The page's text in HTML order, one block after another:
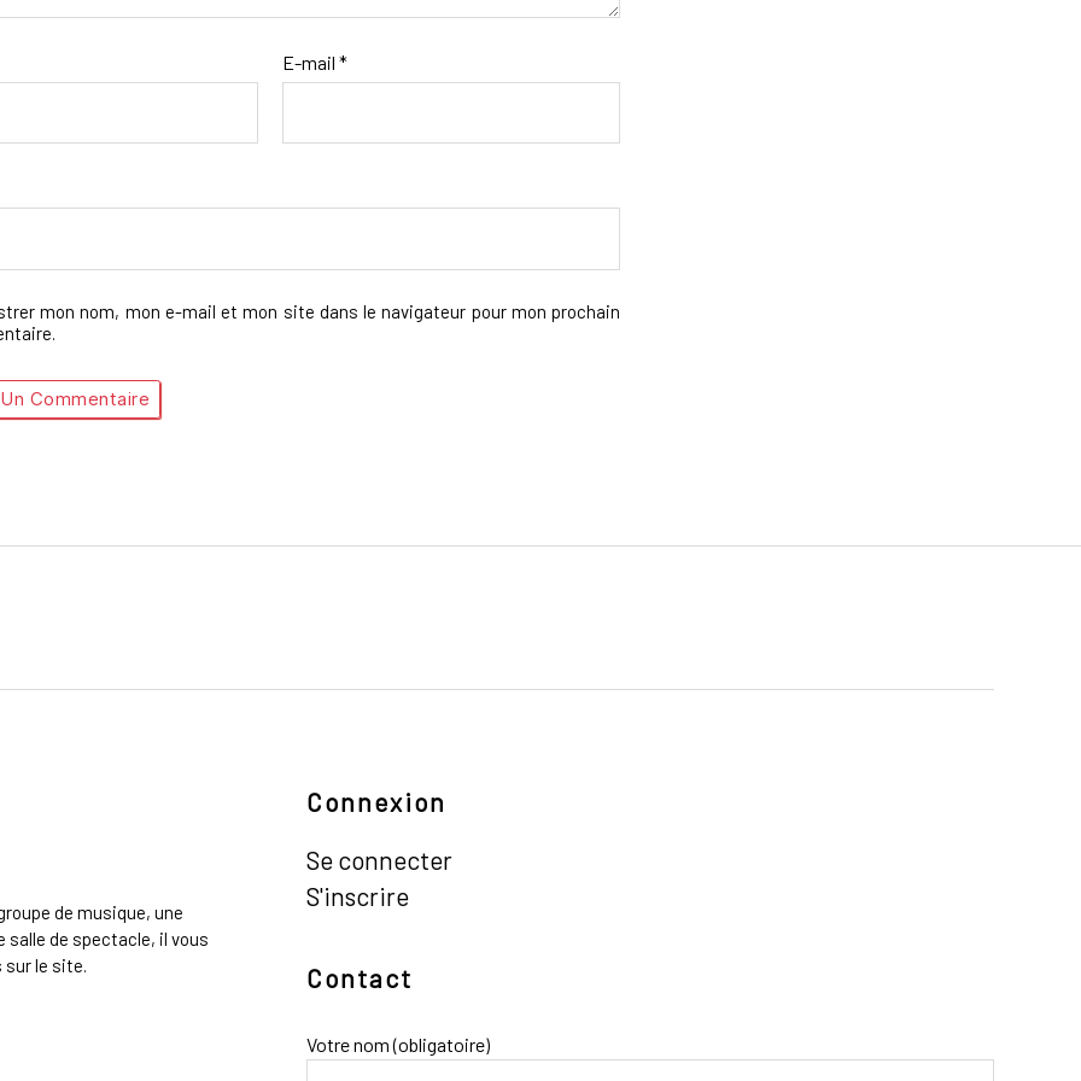
E-mail *
mon nom, mon e-mail et mon site dans le navigateur pour mon prochain
de musique, une
salle de spectacle, il vous
le site.
Connexion
Se connecter
S'inscrire
Contact
Votre nom (obligatoire)